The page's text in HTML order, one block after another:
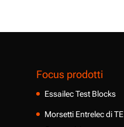
Focus prodotti
Essailec Test Blocks
Morsetti Entrelec di TE